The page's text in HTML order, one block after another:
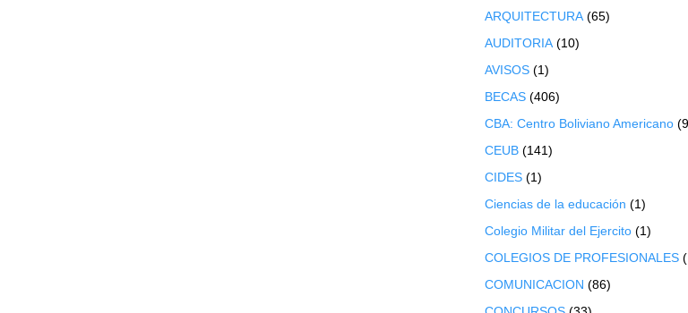
ARQUITECTURA (65)
AUDITORIA (10)
AVISOS (1)
BECAS (406)
CBA: Centro Boliviano Americano
CEUB (141)
CIDES (1)
Ciencias de la educación (1)
Colegio Militar del Ejercito (1)
COLEGIOS DE PROFESIONALES
COMUNICACION (86)